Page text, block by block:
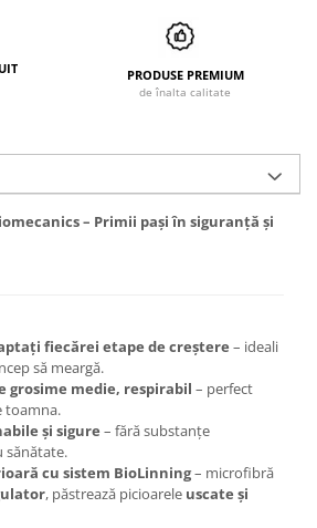
PRODUSE PREMIUM
de înalta calitate
– Primii pași în siguranță și
fiecărei etape de creștere – ideali
să meargă.
grosime medie, respirabil – perfect
toamna.
și sigure – fără substanțe
sănătate.
cu sistem BioLinning– microfibră
, păstrează picioarele uscate și